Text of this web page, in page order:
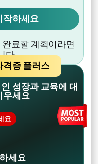
작하세요
료할 계획이라면
다
격증 플러스
성장과 교육에 대
우세요
요
세요